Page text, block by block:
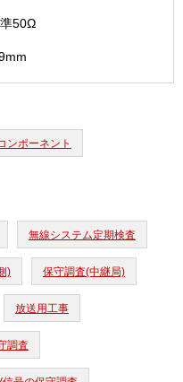
50Ω
ンポーネント
無線システム定期検査
) 保守調査(中継局)
放送用工事
調査